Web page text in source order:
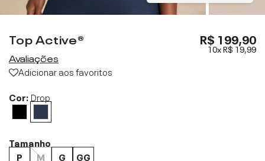
Top Active®
Avaliações
Adicionar aos favoritos
R$ 199,90
10xR$ 19,99
Cor:Drop
Tamanho
P
M G GG